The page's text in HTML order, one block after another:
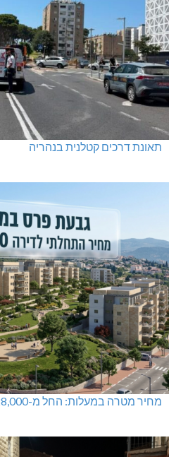
תאונת דרכים קטלנית בנהריה
מחיר מטרה במעלות: החל מ-728,000 ₪